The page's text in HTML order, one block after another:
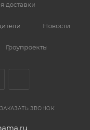
доставки
Новости
Гроупроекты
ЗАКАЗАТЬ ЗВОНОК